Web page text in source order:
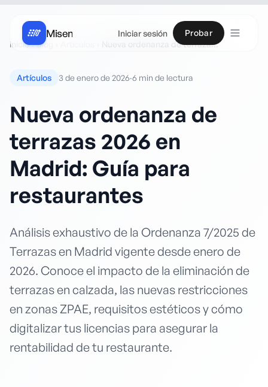
Misen Iniciar sesión
Probar
Inicio › Blog Nueva ordenanza de terrazas 2026 en Madrid: Guía para restaurantes
Artículos 3 de enero de 2026·6 min de lectura
Nueva ordenanza de
terrazas 2026 en
Madrid: Guía para
restaurantes
Análisis exhaustivo de la Ordenanza 7/2025 de
Terrazas en Madrid vigente desde enero de
2026. Conoce el impacto de la eliminación de
terrazas en calzada, las nuevas restricciones
en zonas ZPAE, requisitos estéticos y cómo
digitalizar tus licencias para asegurar la
rentabilidad de tu restaurante.